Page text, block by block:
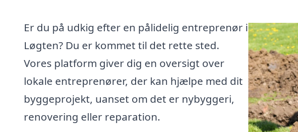
Er du på udkig efter en pålidelig entreprenør i
Løgten? Du er kommet til det rette sted.
Vores platform giver dig en oversigt over
lokale entreprenører, der kan hjælpe med dit
byggeprojekt, uanset om det er nybyggeri,
renovering eller reparation.